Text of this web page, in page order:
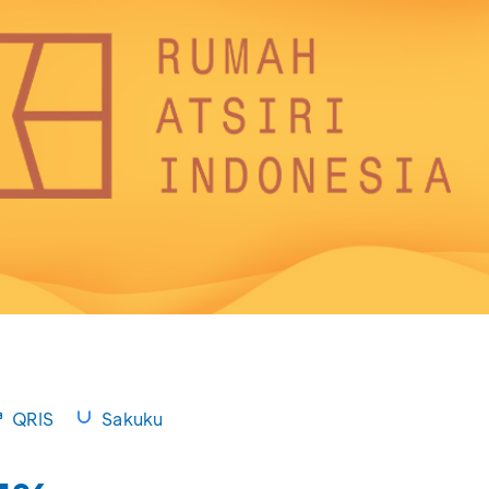
QRIS Sakuku